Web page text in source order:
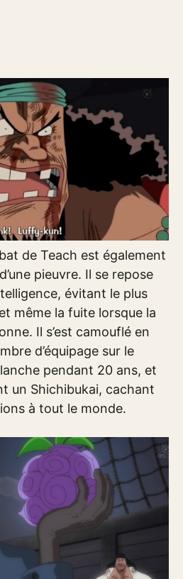
de Teach est également
pieuvre. Il se repose
évitant le plus
même la fuite lorsque la
Il s’est camouflé en
d’équipage sur le
pendant 20 ans, et
un Shichibukai, cachant
à tout le monde.